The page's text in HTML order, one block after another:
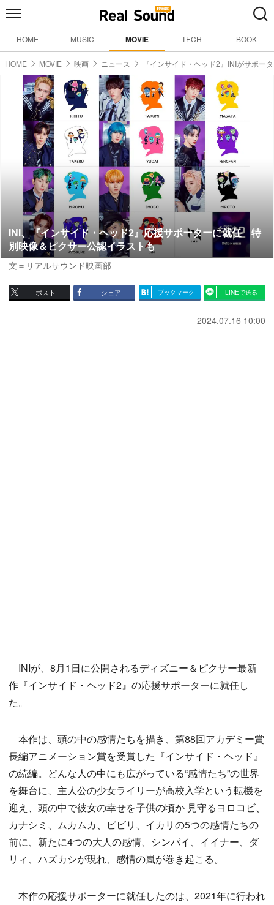
HOME MUSIC MOVIE TECH BOOK
HOME MOVIE 映画 ニュース 『インサイド・ヘッド2』INIがサポー
INI、『インサイド・ヘッド2』応援サポーターに就任 特
別映像＆ピクサー公認イラストも
文＝リアルサウンド映画部
ポスト シェア ブックマーク LINEで送る
2024.07.16 10:00
INIが、8月1日に公開されるディズニー＆ピクサー最新
作『インサイド・ヘッド2』の応援サポーターに就任し
た。
本作は、頭の中の感情たちを描き、第88回アカデミー賞
長編アニメーション賞を受賞した『インサイド・ヘッド』
の続編。どんな人の中にも広がっている“感情たち”の世界
を舞台に、主人公の少女ライリーが高校入学という転機を
迎え、頭の中で彼女の幸せを子供の頃か 見守るヨロコビ、
カナシミ、ムカムカ、ビビリ、イカリの5つの感情たちの
前に、新たに4つの大人の感情、シンパイ、イイナー、ダ
リィ、ハズカシが現れ、感情の嵐が巻き起こる。
本作の応援サポーターに就任したのは、2021年に行われ